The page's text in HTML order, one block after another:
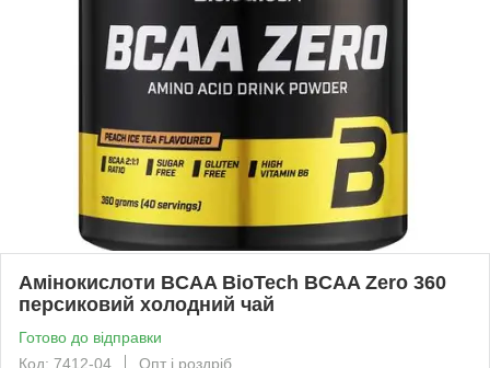
Амінокислоти BCAA BioTech BCAA Zero 360
персиковий холодний чай
Готово до відправки
Код: 7412-04
Опт і роздріб